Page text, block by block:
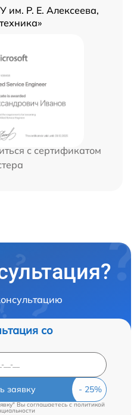
им. Р. Е. Алексеева,
с сертификатом
со
заявку
Вы соглашаетесь cполитикой